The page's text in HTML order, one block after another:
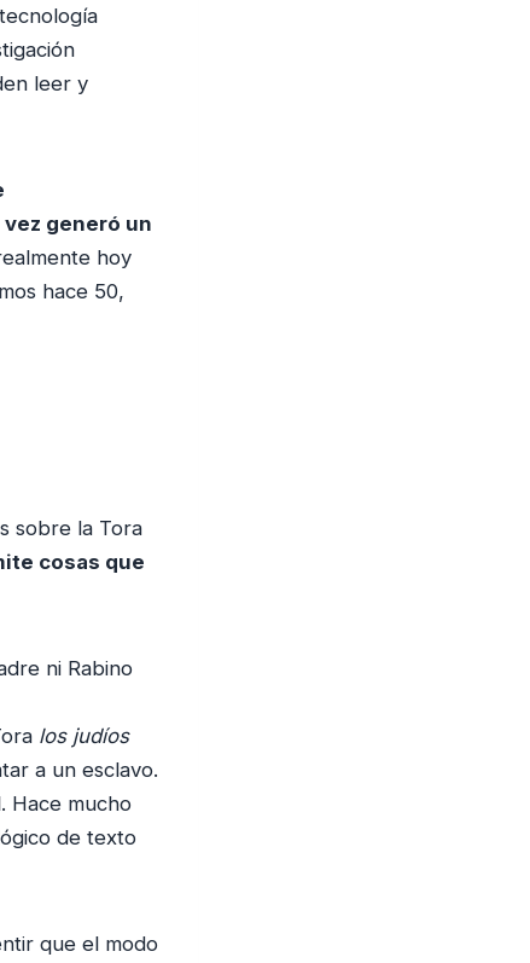
leer y
generó un
hoy
hace 50,
sobre la Tora
cosas que
ni Rabino
los judíos
a un esclavo.
Hace mucho
de texto
que el modo